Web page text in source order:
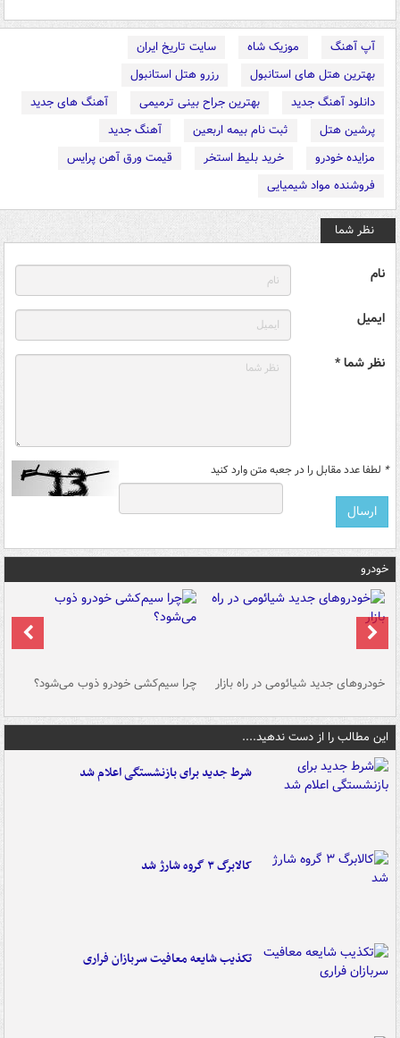
آپ آهنگ موزیک شاه
سایت تاریخ ایران
بهترین هتل های استانبول
رزرو هتل استانبول
دانلود آهنگ جدید
بهترین جراح بینی ترمیمی
آهنگ های جدید
پرشین هتل
ثبت نام بیمه اربعین
آهنگ جدید
مزایده خودرو
خرید بلیط استخر
قیمت ورق آهن پرایس
فروشنده مواد شیمیایی
نظر شما
نام
ایمیل
نظر شما *
* لطفا عدد مقابل را در جعبه متن وارد کنید
خودرو
خودروهای جدید شیائومی در راه بازار چرا سیم‌کشی خودرو ذوب می‌شود؟
این مطالب را از دست ندهید....
شرط جدید برای بازنشستگی اعلام شد
کالابرگ ۳ گروه شارژ شد
تکذیب شایعه معافیت سربازان فراری